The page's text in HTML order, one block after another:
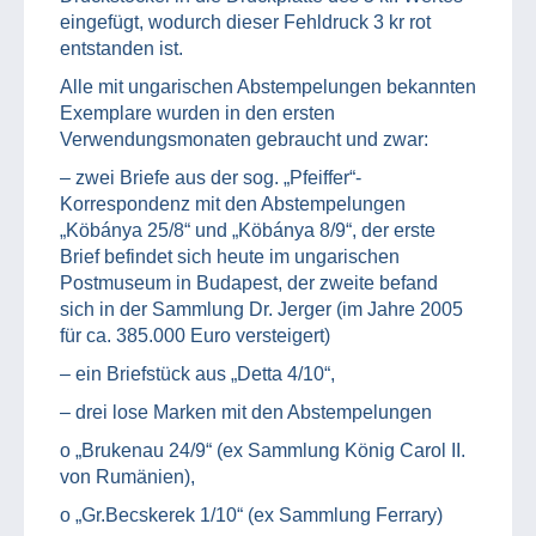
eingefügt, wodurch dieser Fehldruck 3 kr rot
entstanden ist.
Alle mit ungarischen Abstempelungen bekannten
Exemplare wurden in den ersten
Verwendungsmonaten gebraucht und zwar:
– zwei Briefe aus der sog. „Pfeiffer“-
Korrespondenz mit den Abstempelungen
„Köbánya 25/8“ und „Köbánya 8/9“, der erste
Brief befindet sich heute im ungarischen
Postmuseum in Budapest, der zweite befand
sich in der Sammlung Dr. Jerger (im Jahre 2005
für ca. 385.000 Euro versteigert)
– ein Briefstück aus „Detta 4/10“,
– drei lose Marken mit den Abstempelungen
o „Brukenau 24/9“ (ex Sammlung König Carol II.
von Rumänien),
o „Gr.Becskerek 1/10“ (ex Sammlung Ferrary)